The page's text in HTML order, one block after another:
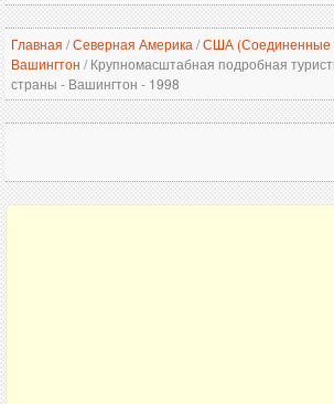
Главная /Северная Америка /США (Соединенные
Вашингтон /Крупномасштабная подробная
страны - Вашингтон - 1998